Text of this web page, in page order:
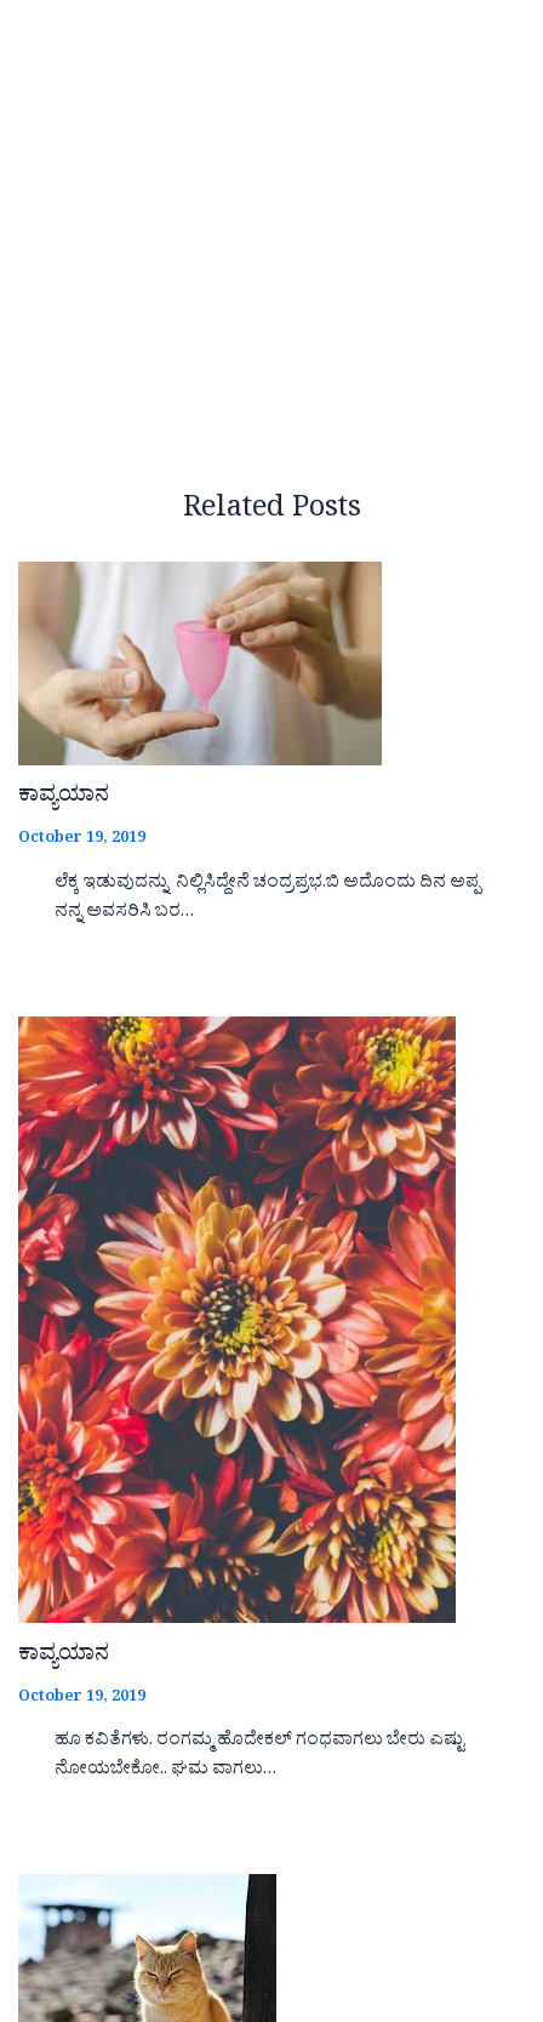
Related Posts
ಕಾವ್ಯಯಾನ
October 19, 2019
ಲೆಕ್ಕ ಇಡುವುದನ್ನು ನಿಲ್ಲಿಸಿದ್ದೇನೆ ಚಂದ್ರಪ್ರಭ.ಬಿ ಅದೊಂದು ದಿನ ಅಪ್ಪ
ನನ್ನ ಅವಸರಿಸಿ ಬರ…
ಕಾವ್ಯಯಾನ
October 19, 2019
ಹೂ ಕವಿತೆಗಳು. ರಂಗಮ್ಮ ಹೊದೇಕಲ್ ಗಂಧವಾಗಲು ಬೇರು ಎಷ್ಟು
ನೋಯಬೇಕೋ.. ಘಮ ವಾಗಲು…